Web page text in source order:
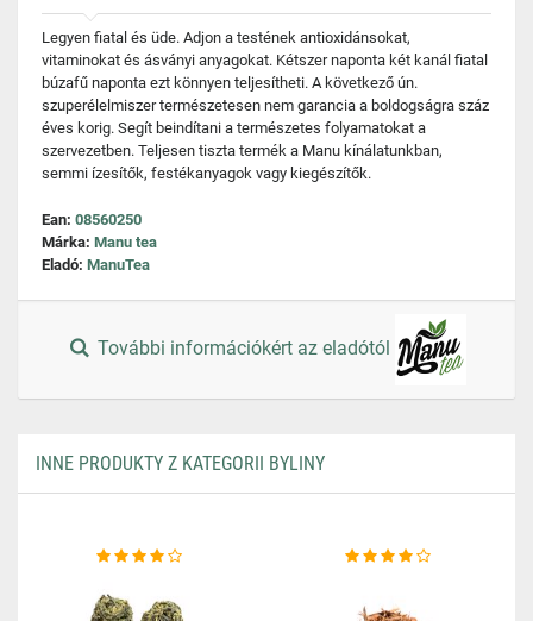
Legyen fiatal és üde. Adjon a testének antioxidánsokat,
vitaminokat és ásványi anyagokat. Kétszer naponta két kanál fiatal
búzafű naponta ezt könnyen teljesítheti. A következő ún.
szuperélelmiszer természetesen nem garancia a boldogságra száz
éves korig. Segít beindítani a természetes folyamatokat a
szervezetben. Teljesen tiszta termék a Manu kínálatunkban,
semmi ízesítők, festékanyagok vagy kiegészítők.
Ean: 08560250
Márka: Manu tea
Eladó: ManuTea
További információkért az eladótól
INNE PRODUKTY Z KATEGORII BYLINY